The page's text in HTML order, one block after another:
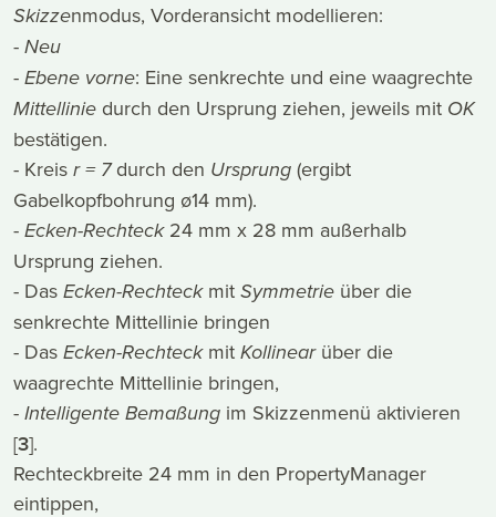
Skizzenmodus, Vorderansicht modellieren:
- Neu
- Ebene vorne: Eine senkrechte und eine waagrechte
Mittellinie durch den Ursprung ziehen, jeweils mit OK
bestätigen.
- Kreis r = 7durch den Ursprung (ergibt
Gabelkopfbohrung ø14 mm).
- Ecken-Rechteck24 mm x 28 mm außerhalb
Ursprung ziehen.
- Das Ecken-Rechteckmit Symmetrie über die
senkrechte Mittellinie bringen
- Das Ecken-Rechteckmit Kollinearüber die
waagrechte Mittellinie bringen,
- Intelligente Bemaßung im Skizzenmenü aktivieren
[3].
Rechteckbreite 24 mm in den PropertyManager
eintippen,